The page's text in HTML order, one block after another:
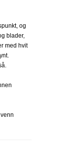
og
blader,
med hvit